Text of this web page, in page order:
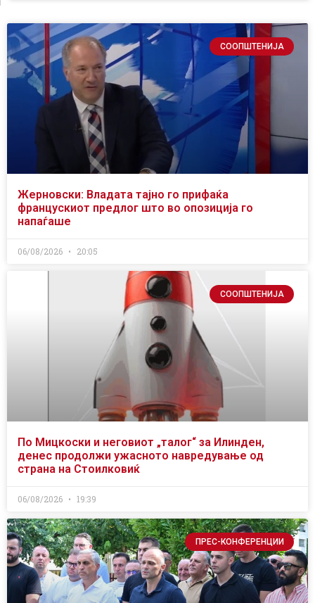
СООПШТЕНИЈА
Жерновски: Владата тајно го прифаќа
францускиот предлог што во опозиција го
напаѓаше
06/08/2026 20:05
СООПШТЕНИЈА
По Мицкоски и неговиот „талог“ за Илинден,
денес продолжи ужасното навредување од
страна на Стоилковиќ
06/08/2026 19:39
ПРЕС-КОНФЕРЕНЦИИ